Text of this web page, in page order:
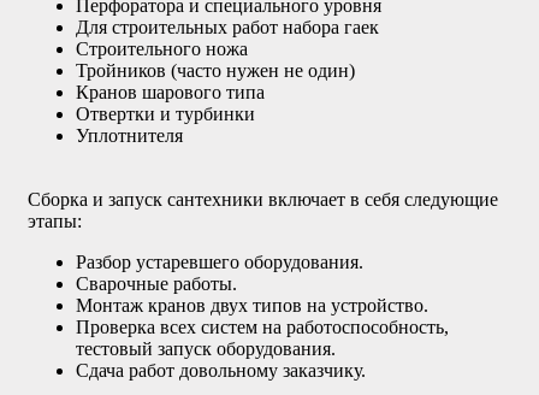
Перфоратора и специального уровня
Для строительных работ набора гаек
Строительного ножа
Тройников (часто нужен не один)
Кранов шарового типа
Отвертки и турбинки
Уплотнителя
Сборка и запуск сантехники включает в себя следующие
этапы:
Разбор устаревшего оборудования.
Сварочные работы.
Монтаж кранов двух типов на устройство.
Проверка всех систем на работоспособность,
тестовый запуск оборудования.
Сдача работ довольному заказчику.